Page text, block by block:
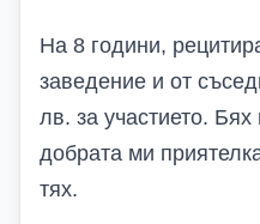
На 8 години,
заведение и от
лв. за участието.
добрата ми
тях.